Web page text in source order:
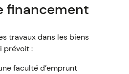
financement
travaux dans les biens
prévoit :
faculté d’emprunt